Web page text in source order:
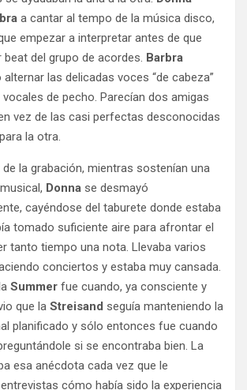
a cantar al tempo de la música disco,
empezar a interpretar antes de que
beat del grupo de acordes. Barbra
las delicadas voces “de cabeza”
de pecho. Parecían dos amigas
vez de las casi perfectas desconocidas
la otra.
la grabación, mientras sostenían una
Donna se desmayó
cayéndose del taburete donde estaba
tomado suficiente aire para afrontar el
tanto tiempo una nota. Llevaba varios
conciertos y estaba muy cansada.
Summer fue cuando, ya consciente y
que la Streisand seguía manteniendo la
planificado y sólo entonces fue cuando
si se encontraba bien. La
esa anécdota cada vez que le
cómo había sido la experiencia